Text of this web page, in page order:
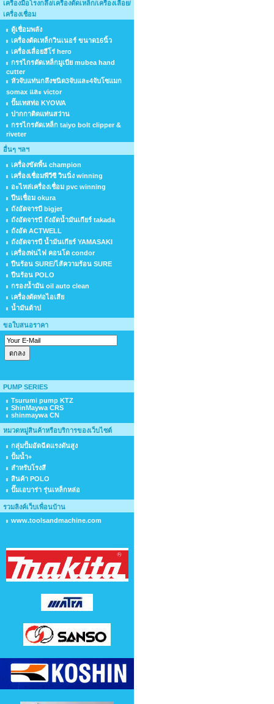
เครื่องมือโรงกลึง/เครื่องตัดเหล็ก/เครื่องเลื่อย/
เครื่องเชื่อม
ตู้เชื่อมพลัง
เครื่องตัดเหล็กวินเนอร์ ขนาด16นิ้ว
เครื่องเลื่อยฮีโร่ hero
กรรไกรตัดเหล็กมูเบีย mubea hand
cutter
หัวจับแท่นกลึงชนิด3จับและ4จับโซแมก
somax และ victor
ปั๊มเทสท่อ KYOWA
ปากกาติดแท่นสว่าน
กรรไกรตัดเหล็ก taiyo bolt clipper &
riveter
อื่นๆ ฯลฯ
เครื่องขัดพื้น champion
เครื่องเชื่อมพีวีซี วินนิ่ง winning
อะไหล่เครื่องเชื่อม pvc winning
ปืนเชื่อม okura
ถังอัดจารบี bigjet
ถังอัดจารบี ถังอัดน้ำมันเกียร์ takada
ถังอัด ACTWELL
ถังอัดจารบี น้ำมันเกียร์ YAMASAKI
เครื่องพ่นไฟ คอนโด condor
ปืนร้อน SURE/ไส้ความร้อน SURE
ปืนร้อน POLO
กรองน้ำมัน oil auto clean
เครื่องดัดท่อไอเสีย
น้ำมันต้าป
ขอใบสนอราคา
PUMP SERIES
Tsurumi pump KTZ
ShinMaywa CRS
shinmaywa CN
หมวดหมู่สินค้าหรือบริการของเว็บไซต์
กลุ่มปั้มอัดฉีดแรงดันสูง
ปั้มน้ำ+
สำหรับโรงสี
สินค้า POLO
ปั๊มเอบาร่า รุ่นเหล็กหล่อ
รวมลิงค์เว็บเพื่อนบ้าน
www.toolsandmachine.com